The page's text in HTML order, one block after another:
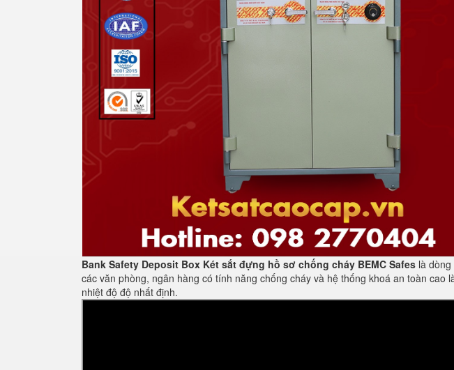
Bank Safety Deposit Box Két sắt đựng hồ sơ chống cháy BEMC Safes là
các văn phòng, ngân hàng có tính năng chống cháy và hệ thống khoá an toàn
nhiệt độ độ nhất định.